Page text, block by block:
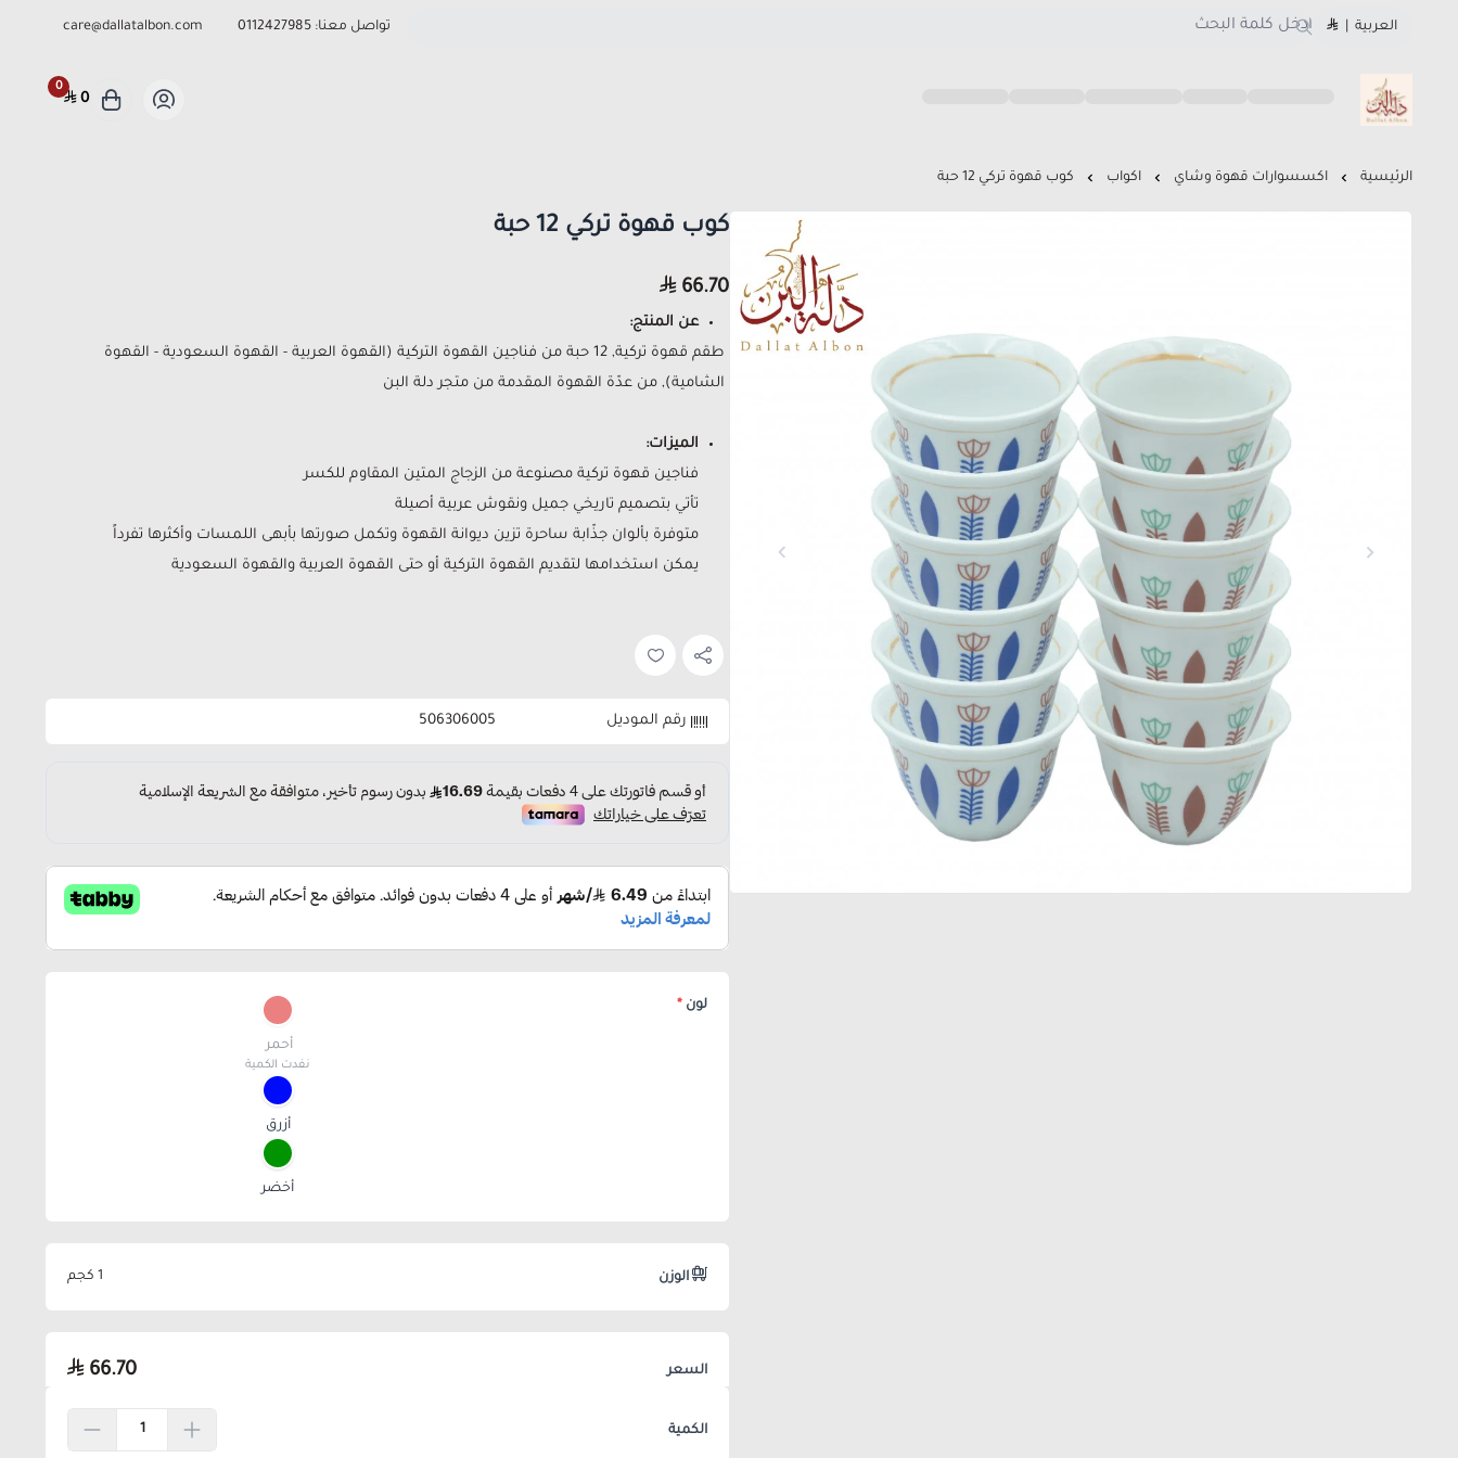
العربية تواصل معنا: 0112427985
care@dallatalbon.com
متجر دلة البن
0
0
الرئيسية اكسسوارات قهوة وشاي اكواب كوب قهوة تركي 12 حبة
كوب قهوة تركي 12 حبة
66.70
عن المنتج:
طقم قهوة تركية, 12 حبة من فناجين القهوة التركية (القهوة العربية - القهوة السعودية - القهوة
الشامية), من عدّة القهوة المقدمة من متجر دلة البن
الميزات:
فناجين قهوة تركية مصنوعة من الزجاج المتين المقاوم للكسر
تأتي بتصميم تاريخي جميل ونقوش عربية أصيلة
متوفرة بألوان جذّابة ساحرة تزين ديوانة القهوة وتكمل صورتها بأبهى اللمسات وأكثرها تفرداً
يمكن استخدامها لتقديم القهوة التركية أو حتى القهوة العربية والقهوة السعودية
رقم الموديل 506306005
لون *
أحمر
نفدت الكمية
أزرق
أخضر
الوزن 1 كجم
السعر 66.70
الكمية